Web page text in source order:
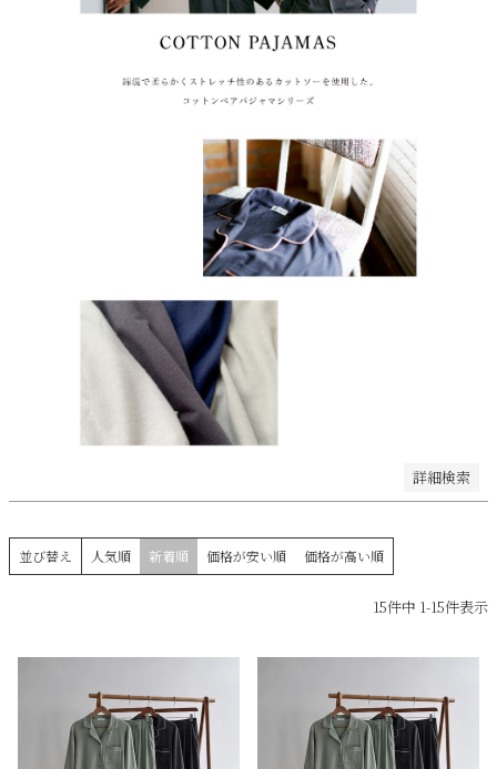
詳細検索
在庫なし商品
在庫なし商品を表示しない
商品番号/JANコード
価格が高い順
優先度順
レビュー順
キーワードヒット順
並び替え 人気順 新着順 価格が安い順 価格が高い順
15件中 1-15件表示